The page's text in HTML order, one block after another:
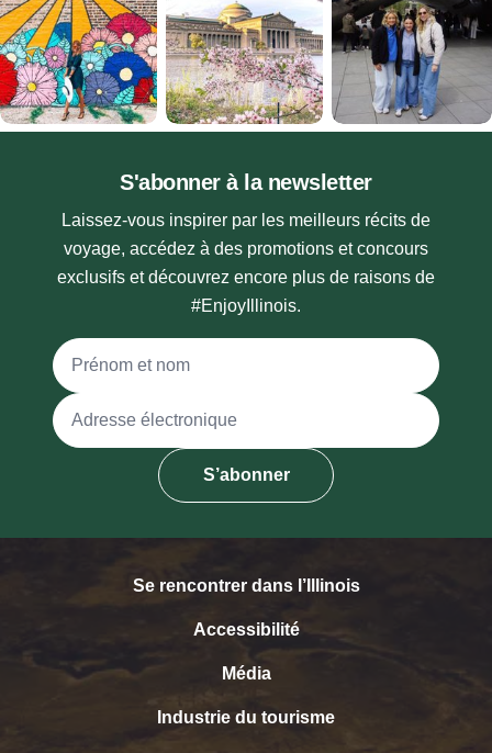
S'abonner à la newsletter
Laissez-vous inspirer par les meilleurs récits de
voyage, accédez à des promotions et concours
exclusifs et découvrez encore plus de raisons de
#EnjoyIllinois.
Nom complet
Adresse électronique
S’abonner
Se rencontrer dans l’Illinois
Accessibilité
Média
Industrie du tourisme